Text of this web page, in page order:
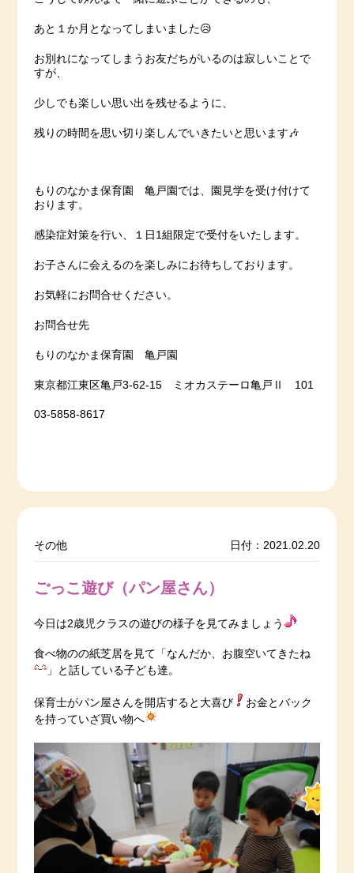
あと１か月となってしまいました😥
お別れになってしまうお友だちがいるのは寂しいことで
すが、
少しでも楽しい思い出を残せるように、
残りの時間を思い切り楽しんでいきたいと思います🎶
もりのなかま保育園 亀戸園では、園見学を受け付けて
おります。
感染症対策を行い、１日1組限定で受付をいたします。
お子さんに会えるのを楽しみにお待ちしております。
お気軽にお問合せください。
お問合せ先
もりのなかま保育園 亀戸園
東京都江東区亀戸3-62-15 ミオカステーロ亀戸Ⅱ 101
03-5858-8617
その他 日付：2021.02.20
ごっこ遊び（パン屋さん）
今日は2歳児クラスの遊びの様子を見てみましょう
食べ物のの紙芝居を見て「なんだか、お腹空いてきたね
」と話している子ども達。
保育士がパン屋さんを開店すると大喜び
お金とバック
を持っていざ買い物へ